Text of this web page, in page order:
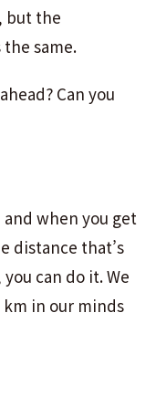
but the
same.
Can you
when you get
distance that’s
can do it. We
km in our minds